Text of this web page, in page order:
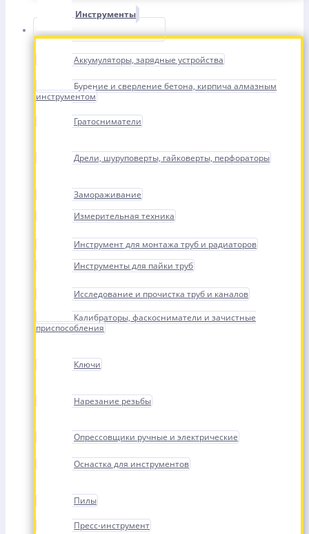
Инструменты
Аккумуляторы, зарядные устройства
Бурение и сверление бетона, кирпича алмазным
инструментом
Гратосниматели
Дрели, шуруповерты, гайковерты, перфораторы
Замораживание
Измерительная техника
Инструмент для монтажа труб и радиаторов
Инструменты для пайки труб
Исследование и прочистка труб и каналов
Калибраторы, фаскосниматели и зачистные
приспособления
Ключи
Нарезание резьбы
Опрессовщики ручные и электрические
Оснастка для инструментов
Пилы
Пресс-инструмент